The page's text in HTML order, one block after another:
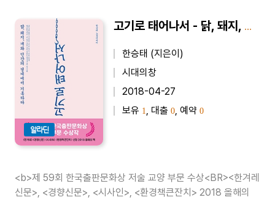
알라딘
고기로 태어나서 - 닭, 돼지, 개와 인간의 경계에서 기록하다
한승태 (지은이)
시대의창
2018-04-27
보유 1 , 대출 0 , 예약 0
<b>제 59회 한국출판문화상 저술 교양 부문 수상<BR><한겨레
신문>, <경향신문>, <시사인>, <환경책큰잔치> 2018 올해의